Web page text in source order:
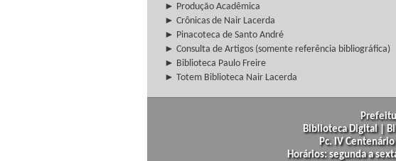
► Produção Acadêmica
► Crônicas de Nair Lacerda
► Pinacoteca de Santo André
► Consulta de Artigos (somente referência bibliográfica)
► Biblioteca Paulo Freire
► Totem Biblioteca Nair Lacerda
Biblioteca Digital |
Pc. IV
Horários: segunda a